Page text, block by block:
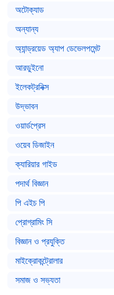
অটোক্যাড
অন্যান্য
অ্যান্ড্রয়েড অ্যাপ ডেভেলপমেন্ট
আরডুইনো
ইলেকট্রনিক্স
উদ্ভাবন
ওয়ার্ডপ্রেস
ওয়েব ডিজাইন
ক্যারিয়ার গাইড
পদার্থ বিজ্ঞান
পি এইচ পি
প্রোগ্রামিং সি
বিজ্ঞান ও প্রযুক্তি
মাইক্রোকন্ট্রোলার
সমাজ ও সভ্যতা